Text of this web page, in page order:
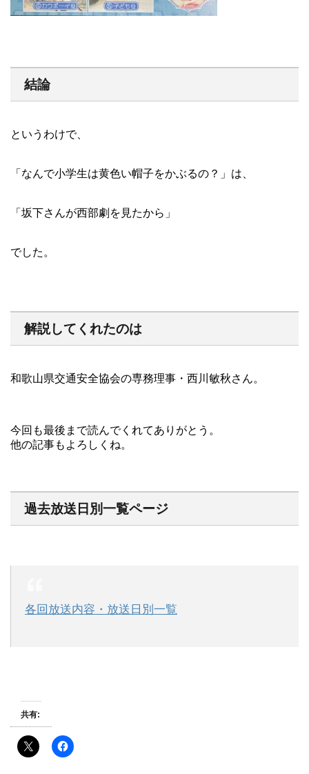
結論
というわけで、
「なんで小学生は黄色い帽子をかぶるの？」は、
「坂下さんが西部劇を見たから」
でした。
解説してくれたのは
和歌山県交通安全協会の専務理事・西川敏秋さん。
今回も最後まで読んでくれてありがとう。
他の記事もよろしくね。
過去放送日別一覧ページ
各回放送内容・放送日別一覧
共有: